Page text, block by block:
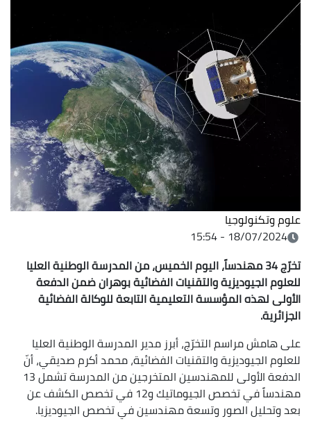
علوم وتكنولوجيا
18/07/2024 - 15:54
تخرّج 34 مهندساً، اليوم الخميس، من المدرسة الوطنية العليا
للعلوم الجيوديزية والتقنيات الفضائية بوهران ضمن الدفعة
الأولى لهذه المؤسسة التعليمية التابعة للوكالة الفضائية
الجزائرية.
على هامش مراسم التخرّج، أبرز مدير المدرسة الوطنية العليا
للعلوم الجيوديزية والتقنيات الفضائية، محمد أكرم صديقي، أنّ
الدفعة الأولى للمهندسين المتخرجين من المدرسة تشمل 13
مهندساً في تخصص الجيوماتيك و12 في تخصص الكشف عن
بعد وتحليل الصور وتسعة مهندسين في تخصص الجيوديزيا.